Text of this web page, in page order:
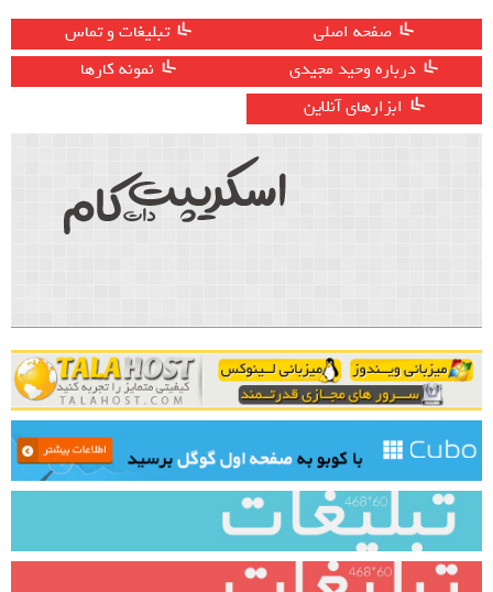
صفحه اصلی
تبلیغات و تماس
درباره وحید مجیدی
نمونه کارها
ابزارهای آنلاین